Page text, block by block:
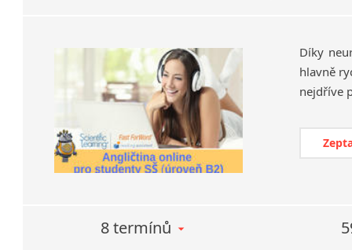
Díky
hlavně
8 termínů